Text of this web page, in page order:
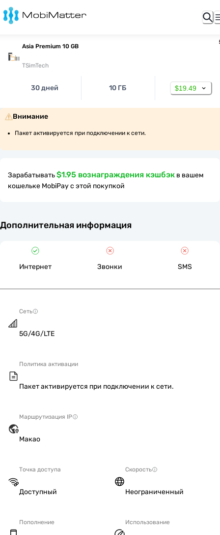
Asia Premium 10 GB
TSimTech
30 дней 10 ГБ $19.49
Внимание
Пакет активируется при подключении к сети.
Зарабатывать$1.95 вознаграждения кэшбэк в вашем
кошельке MobiPay с этой покупкой
Дополнительная информация
Интернет Звонки SMS
Сеть
5G/4G/LTE
Политика активации
Пакет активируется при подключении к сети.
Маршрутизация IP
Макао
Точка доступа
Доступный
Скорость
Неограниченный
Пополнение Использование